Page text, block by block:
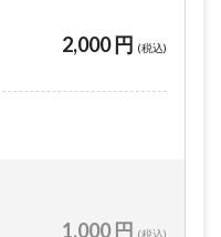
2,000 円 (税込)
1,000 円 (税込)